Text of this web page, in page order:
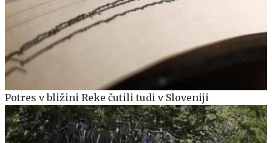
Potres v bližini Reke čutili tudi v Sloveniji